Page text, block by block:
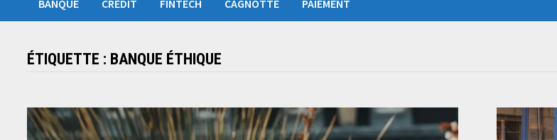
BANQUE CRÉDIT FINTECH CAGNOTTE PAIEMENT
ÉTIQUETTE : BANQUE ÉTHIQUE